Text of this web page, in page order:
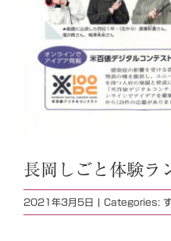
長岡しごと体験ラ
2021年3月5日 Categories: